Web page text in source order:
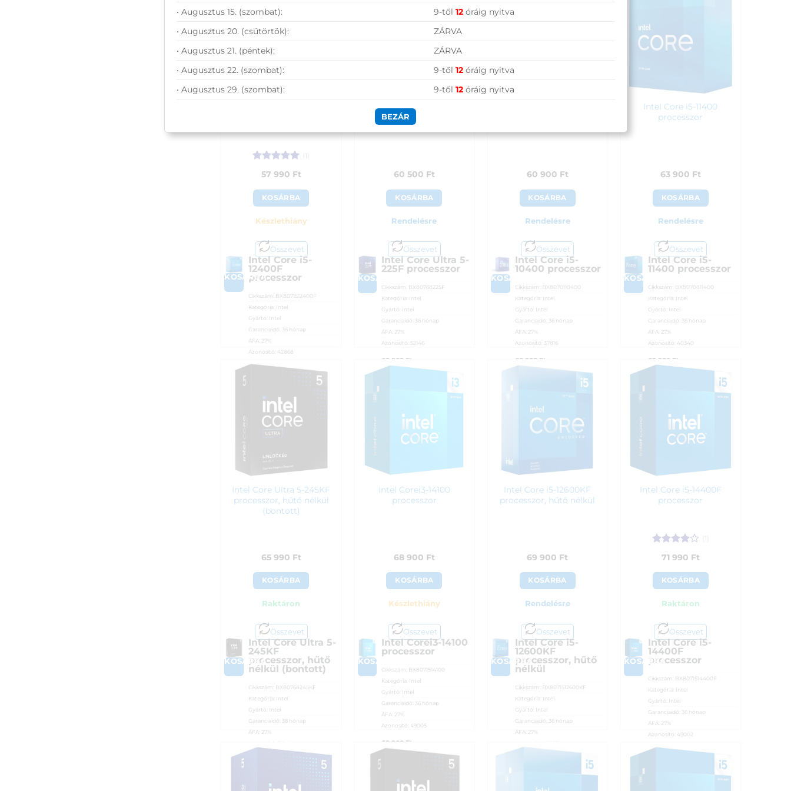
Értékelés:5
/ 5
(1)
57 990 Ft
KOSÁRBA
Készlethiány
Összevet
KOSÁRBA
Intel Core i5-
12400F
processzor
Cikkszám: BX8071512400F
Kategória: Intel
Gyártó: Intel
Garanciaidő:
36 hónap
ÁFA:
27%
Azonosító: 42868
57 990Ft
Intel Core Ultra 5-225F
processzor
60 500 Ft
KOSÁRBA
Rendelésre
Összevet
KOSÁRBA
Intel Core Ultra 5-
225F processzor
Cikkszám: BX80768225F
Kategória: Intel
Gyártó: Intel
Garanciaidő:
36 hónap
ÁFA:
27%
Azonosító: 52146
60 500 Ft
60 900 Ft
KOSÁRBA
Rendelésre
Összevet
KOSÁRBA
Intel Core i5-
10400 processzor
Cikkszám: BX8070110400
Kategória: Intel
Gyártó: Intel
Garanciaidő:
36 hónap
ÁFA:
27%
Azonosító:
37816
60 900 Ft
Intel Core i5-11400
processzor
63 900 Ft
KOSÁRBA
Rendelésre
Összevet
KOSÁRBA
Intel Core i5-
11400 processzor
Cikkszám: BX8070811400
Kategória: Intel
Gyártó: Intel
Garanciaidő:
36 hónap
ÁFA:
27%
Azonosító: 40340
63 900 Ft
Intel Core Ultra 5-245KF
processzor, hűtő nélkül
(bontott)
65 990 Ft
KOSÁRBA
Raktáron
Összevet
KOSÁRBA
Intel Core Ultra 5-
245KF
processzor, hűtő
nélkül (bontott)
Cikkszám: BX80768245KF
Kategória: Intel
Gyártó: Intel
Garanciaidő:
36 hónap
ÁFA:
27%
Intel Corei3-14100
processzor
68 900 Ft
KOSÁRBA
Készlethiány
Összevet
KOSÁRBA
Intel Corei3-14100
processzor
Cikkszám: BX8071514100
Kategória: Intel
Gyártó: Intel
Garanciaidő:
36 hónap
ÁFA:
27%
Azonosító: 49005
68 900 Ft
Intel Core i5-12600KF
processzor, hűtő nélkül
69 900 Ft
KOSÁRBA
Rendelésre
Összevet
KOSÁRBA
Intel Core i5-
12600KF
processzor, hűtő
nélkül
Cikkszám: BX8071512600KF
Kategória: Intel
Gyártó: Intel
Garanciaidő:
36 hónap
ÁFA:
27%
Intel Core i5-14400F
processzor
/ 5
71 990 Ft
KOSÁRBA
Raktáron
Összevet
KOSÁRBA
Intel Core i5-
14400F
processzor
Cikkszám: BX8071514400F
Kategória: Intel
Gyártó: Intel
Garanciaidő:
36 hónap
ÁFA:
27%
Azonosító: 49002
71 990Ft
• Augusztus 15. (szombat):
9-től 12óráig nyitva
• Augusztus 20. (csütörtök):
ZÁRVA
• Augusztus 21. (péntek):
ZÁRVA
• Augusztus 22. (szombat):
9-től 12óráig nyitva
• Augusztus 29. (szombat):
9-től 12óráig nyitva
BEZÁR